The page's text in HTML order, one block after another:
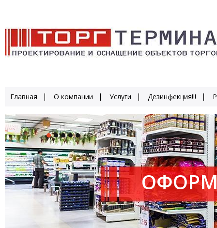
Главная О компании Услуги Дезинфекция!!!